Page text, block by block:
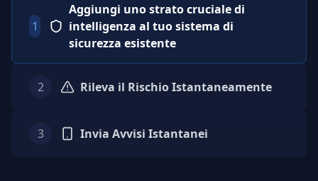
1
Aggiungi uno strato cruciale di
intelligenza al tuo sistema di
sicurezza esistente
2 Rileva il Rischio Istantaneamente
3 Invia Avvisi Istantanei